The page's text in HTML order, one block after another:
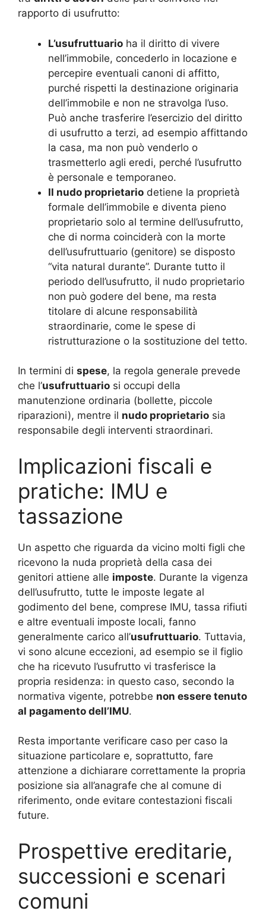
rapporto di usufrutto:
L’usufruttuario ha il diritto di vivere
nell’immobile, concederlo in locazione e
percepire eventuali canoni di affitto,
purché rispetti la destinazione originaria
dell’immobile e non ne stravolga l’uso.
Può anche trasferire l’esercizio del diritto
di usufrutto a terzi, ad esempio affittando
la casa, ma non può venderlo o
trasmetterlo agli eredi, perché l’usufrutto
è personale e temporaneo.
Il nudo proprietario detiene la proprietà
formale dell’immobile e diventa pieno
proprietario solo al termine dell’usufrutto,
che di norma coinciderà con la morte
dell’usufruttuario (genitore) se disposto
“vita natural durante”. Durante tutto il
periodo dell’usufrutto, il nudo proprietario
non può godere del bene, ma resta
titolare di alcune responsabilità
straordinarie, come le spese di
ristrutturazione o la sostituzione del tetto.
In termini di spese, la regola generale prevede
che l’usufruttuario si occupi della
manutenzione ordinaria (bollette, piccole
riparazioni), mentre il nudo proprietario sia
responsabile degli interventi straordinari.
Implicazioni fiscali e
pratiche: IMU e
tassazione
Un aspetto che riguarda da vicino molti figli che
ricevono la nuda proprietà della casa dei
genitori attiene alle imposte. Durante la vigenza
dell’usufrutto, tutte le imposte legate al
godimento del bene, comprese IMU, tassa rifiuti
e altre eventuali imposte locali, fanno
generalmente carico all’usufruttuario. Tuttavia,
vi sono alcune eccezioni, ad esempio se il figlio
che ha ricevuto l’usufrutto vi trasferisce la
propria residenza: in questo caso, secondo la
normativa vigente, potrebbe non essere tenuto
al pagamento dell’IMU.
Resta importante verificare caso per caso la
situazione particolare e, soprattutto, fare
attenzione a dichiarare correttamente la propria
posizione sia all’anagrafe che al comune di
riferimento, onde evitare contestazioni fiscali
future.
Prospettive ereditarie,
successioni e scenari
comuni